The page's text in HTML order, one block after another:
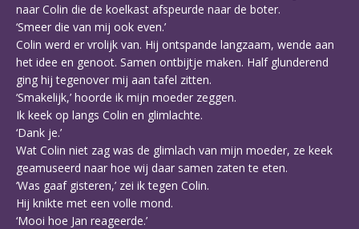
naar Colin die de koelkast afspeurde naar de boter.
‘Smeer die van mij ook even.’
Colin werd er vrolijk van. Hij ontspande langzaam, wende aan
het idee en genoot. Samen ontbijtje maken. Half glunderend
ging hij tegenover mij aan tafel zitten.
‘Smakelijk,’ hoorde ik mijn moeder zeggen.
Ik keek op langs Colin en glimlachte.
‘Dank je.’
Wat Colin niet zag was de glimlach van mijn moeder, ze keek
geamuseerd naar hoe wij daar samen zaten te eten.
‘Was gaaf gisteren,’ zei ik tegen Colin.
Hij knikte met een volle mond.
‘Mooi hoe Jan reageerde.’